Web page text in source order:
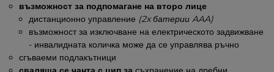
възможност за подпомагане на второ лице
дистанционно управление (2x батерии AAA)
възможност за изключване на електрическото задвижване
- инвалидната количка може да се управлява ръчно
сгъваеми подлакътници